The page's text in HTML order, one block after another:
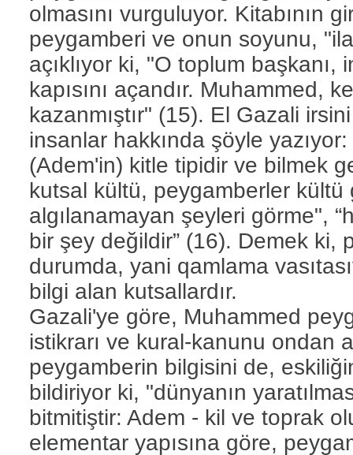
olmasını vurguluyor. Kitabının
peygamberi ve onun soyunu,
açıklıyor ki, "O toplum
kapısını açandır. Muhammed,
kazanmıştır" (15). El Gazali
insanlar hakkında şöyle
(Adem'in) kitle tipidir ve bilmek
kutsal kültü, peygamberler
algılanamayan şeyleri görme",
bir şey değildir” (16). Demek ki,
durumda, yani qamlama
bilgi alan kutsallardır.
Gazali'ye göre, Muhammed
istikrarı ve kural-kanunu ondan
peygamberin bilgisini de,
bildiriyor ki, "dünyanın
bitmitiştir: Adem - kil ve toprak
elementar yapısına göre,